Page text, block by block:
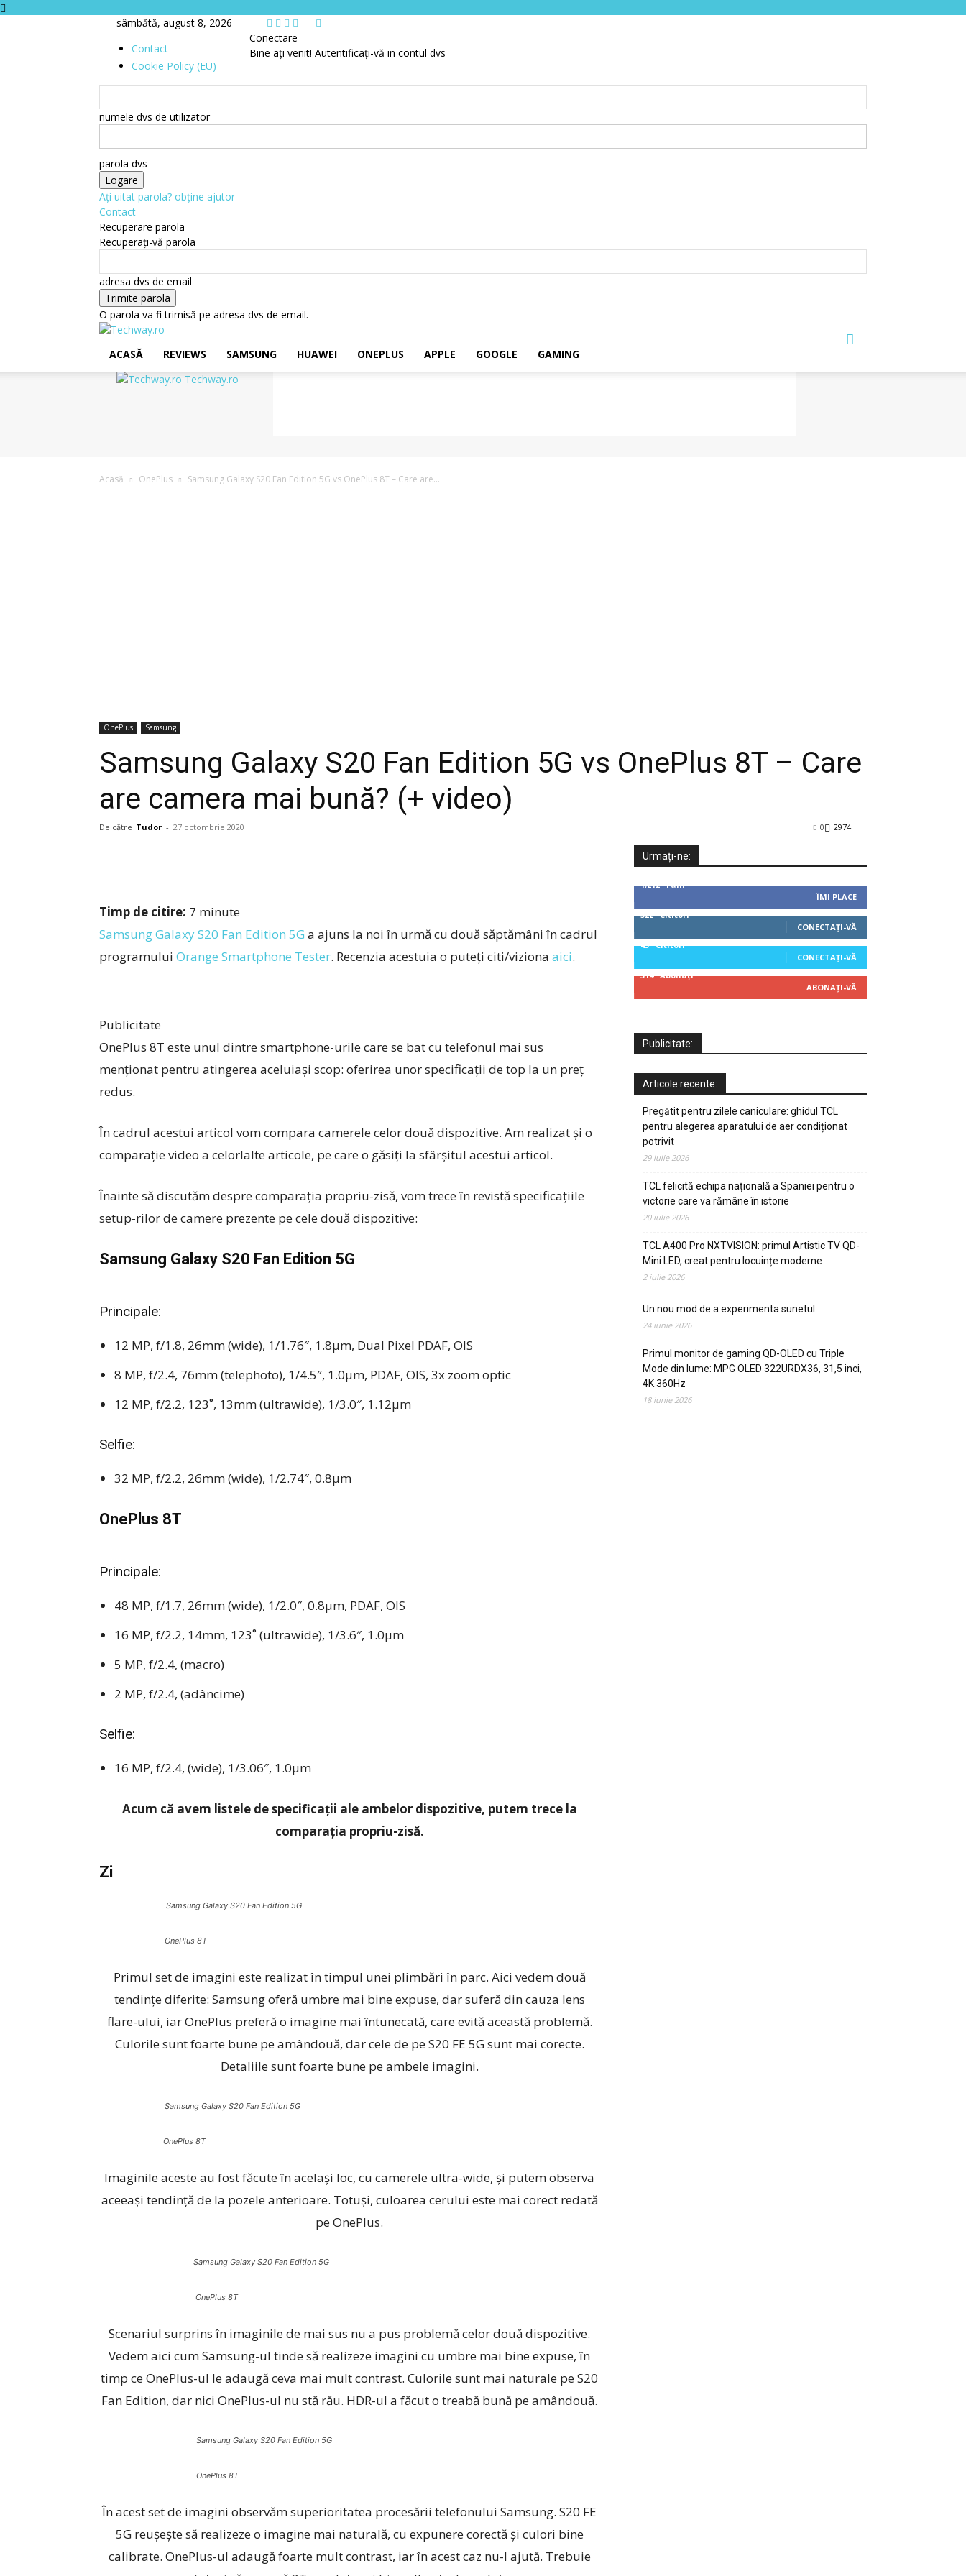
sâmbătă, august 8, 2026
Contact
Cookie Policy (EU)
Conectare
Bine ați venit! Autentificați-vă in contul dvs
numele dvs de utilizator
parola dvs
Ați uitat parola? obține ajutor
Contact
Recuperare parola
Recuperați-vă parola
adresa dvs de email
O parola va fi trimisă pe adresa dvs de email.
ACASĂ REVIEWS SAMSUNG HUAWEI ONEPLUS APPLE GOOGLE
GAMING
Techway.ro
Acasă OnePlus Samsung Galaxy S20 Fan Edition 5G vs OnePlus 8T – Care are...
OnePlus Samsung
Samsung Galaxy S20 Fan Edition 5G vs OnePlus 8T – Care
are camera mai bună? (+ video)
De către Tudor - 27 octombrie 2020 2974
0
Timp de citire: 7 minute
Samsung Galaxy S20 Fan Edition 5G a ajuns la noi în urmă cu două săptămâni în cadrul
programului Orange Smartphone Tester. Recenzia acestuia o puteți citi/viziona aici.
Publicitate
OnePlus 8T este unul dintre smartphone-urile care se bat cu telefonul mai sus
menționat pentru atingerea aceluiași scop: oferirea unor specificații de top la un preț
redus.
În cadrul acestui articol vom compara camerele celor două dispozitive. Am realizat și o
comparație video a celorlalte articole, pe care o găsiți la sfârșitul acestui articol.
Înainte să discutăm despre comparația propriu-zisă, vom trece în revistă specificațiile
setup-rilor de camere prezente pe cele două dispozitive:
Samsung Galaxy S20 Fan Edition 5G
Principale:
12 MP, f/1.8, 26mm (wide), 1/1.76″, 1.8µm, Dual Pixel PDAF, OIS
8 MP, f/2.4, 76mm (telephoto), 1/4.5″, 1.0µm, PDAF, OIS, 3x zoom optic
12 MP, f/2.2, 123˚, 13mm (ultrawide), 1/3.0″, 1.12µm
Selfie:
32 MP, f/2.2, 26mm (wide), 1/2.74″, 0.8µm
OnePlus 8T
Principale:
48 MP, f/1.7, 26mm (wide), 1/2.0″, 0.8µm, PDAF, OIS
16 MP, f/2.2, 14mm, 123˚ (ultrawide), 1/3.6″, 1.0µm
5 MP, f/2.4, (macro)
2 MP, f/2.4, (adâncime)
Selfie:
16 MP, f/2.4, (wide), 1/3.06″, 1.0µm
Acum că avem listele de specificații ale ambelor dispozitive, putem trece la
comparația propriu-zisă.
Zi
Samsung Galaxy S20 Fan Edition 5G
OnePlus 8T
Primul set de imagini este realizat în timpul unei plimbări în parc. Aici vedem două
tendințe diferite: Samsung oferă umbre mai bine expuse, dar suferă din cauza lens
flare-ului, iar OnePlus preferă o imagine mai întunecată, care evită această problemă.
Culorile sunt foarte bune pe amândouă, dar cele de pe S20 FE 5G sunt mai corecte.
Detaliile sunt foarte bune pe ambele imagini.
Samsung Galaxy S20 Fan Edition 5G
OnePlus 8T
Imaginile aceste au fost făcute în același loc, cu camerele ultra-wide, și putem observa
aceeași tendință de la pozele anterioare. Totuși, culoarea cerului este mai corect redată
pe OnePlus.
Samsung Galaxy S20 Fan Edition 5G
OnePlus 8T
Scenariul surprins în imaginile de mai sus nu a pus problemă celor două dispozitive.
Vedem aici cum Samsung-ul tinde să realizeze imagini cu umbre mai bine expuse, în
timp ce OnePlus-ul le adaugă ceva mai mult contrast. Culorile sunt mai naturale pe S20
Fan Edition, dar nici OnePlus-ul nu stă rău. HDR-ul a făcut o treabă bună pe amândouă.
Samsung Galaxy S20 Fan Edition 5G
OnePlus 8T
În acest set de imagini observăm superioritatea procesării telefonului Samsung. S20 FE
5G reușește să realizeze o imagine mai naturală, cu expunere corectă și culori bine
calibrate. OnePlus-ul adaugă foarte mult contrast, iar în acest caz nu-l ajută. Trebuie
Urmați-ne:
1,212 Fani
ÎMI PLACE
522 Cititori
CONECTAȚI-VĂ
45 Cititori
CONECTAȚI-VĂ
314
Abonați
ABONAȚI-VĂ
Publicitate:
Articole recente:
Pregătit pentru zilele caniculare: ghidul TCL
pentru alegerea aparatului de aer condiționat
potrivit
29 iulie 2026
TCL felicită echipa națională a Spaniei pentru o
victorie care va rămâne în istorie
20 iulie 2026
TCL A400 Pro NXTVISION: primul Artistic TV QD-
Mini LED, creat pentru locuințe moderne
2 iulie 2026
Un nou mod de a experimenta sunetul
24 iunie 2026
Primul monitor de gaming QD-OLED cu Triple
Mode din lume: MPG OLED 322URDX36, 31,5 inci,
4K 360Hz
18 iunie 2026